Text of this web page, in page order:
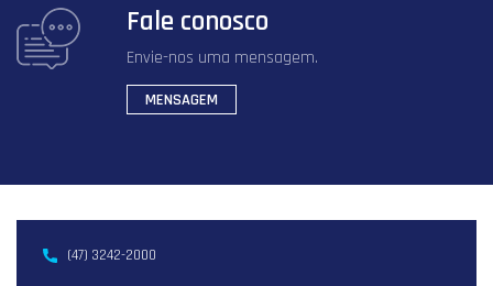
Fale conosco
Envie-nos uma mensagem.
MENSAGEM
(47) 3242-2000